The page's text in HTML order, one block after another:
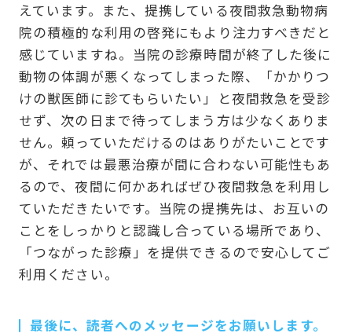
えています。また、提携している夜間救急動物病
院の積極的な利用の啓発にもより注力すべきだと
感じていますね。当院の診療時間が終了した後に
動物の体調が悪くなってしまった際、「かかりつ
けの獣医師に診てもらいたい」と夜間救急を受診
せず、次の日まで待ってしまう方は少なくありま
せん。頼っていただけるのはありがたいことです
が、それでは最悪治療が間に合わない可能性もあ
るので、夜間に何かあればぜひ夜間救急を利用し
ていただきたいです。当院の提携先は、お互いの
ことをしっかりと認識し合っている場所であり、
「つながった診療」を提供できるので安心してご
利用ください。
最後に、読者へのメッセージをお願いします。